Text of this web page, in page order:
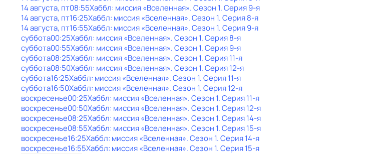
14 августа, пт08:55Хаббл: миссия «Вселенная». Сезон 1. Серия 9-я
14 августа, пт16:25Хаббл: миссия «Вселенная». Сезон 1. Серия 8-я
14 августа, пт16:55Хаббл: миссия «Вселенная». Сезон 1. Серия 9-я
суббота00:25Хаббл: миссия «Вселенная». Сезон 1. Серия 8-я
суббота00:55Хаббл: миссия «Вселенная». Сезон 1. Серия 9-я
суббота08:25Хаббл: миссия «Вселенная». Сезон 1. Серия 11-я
суббота08:50Хаббл: миссия «Вселенная». Сезон 1. Серия 12-я
суббота16:25Хаббл: миссия «Вселенная». Сезон 1. Серия 11-я
суббота16:50Хаббл: миссия «Вселенная». Сезон 1. Серия 12-я
воскресенье00:25Хаббл: миссия «Вселенная». Сезон 1. Серия 11-я
воскресенье00:50Хаббл: миссия «Вселенная». Сезон 1. Серия 12-я
воскресенье08:25Хаббл: миссия «Вселенная». Сезон 1. Серия 14-я
воскресенье08:55Хаббл: миссия «Вселенная». Сезон 1. Серия 15-я
воскресенье16:25Хаббл: миссия «Вселенная». Сезон 1. Серия 14-я
воскресенье16:55Хаббл: миссия «Вселенная». Сезон 1. Серия 15-я